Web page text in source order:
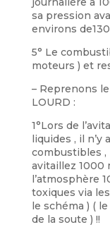
sa pression
environs
5° Le
moteurs ) et
– Reprenons
LOURD :
1°Lors de
liquides , il n’y
combustibles ,
avitaillez 1000
l’atmosphère
toxiques via
le schéma ) (
de la soute ) !!